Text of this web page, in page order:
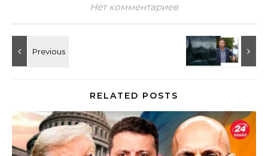
Нет комментариев
RELATED POSTS